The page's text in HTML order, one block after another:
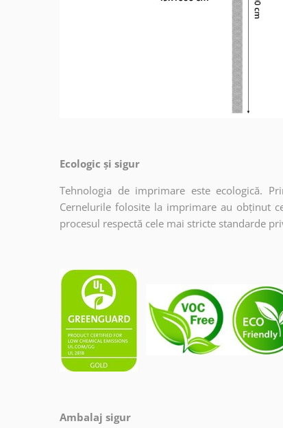
Ecologic și sigur
Tehnologia de imprimare este ecologică.
Cernelurile folosite la imprimare au obținut
procesul respectă cele mai stricte standarde
Ambalaj sigur